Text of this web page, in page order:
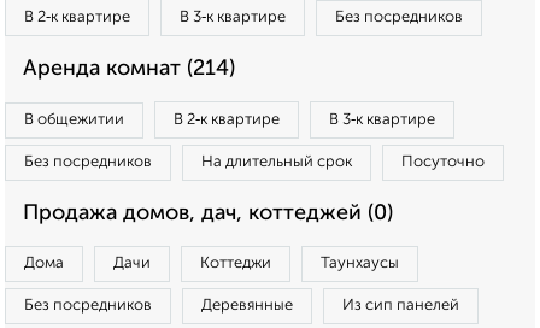
В 2‑к квартире В 3‑к квартире Без посредников
Аренда комнат (214)
В общежитии В 2‑к квартире В 3‑к квартире
Без посредников На длительный срок Посуточно
Продажа домов, дач, коттеджей (0)
Дома Дачи Коттеджи Таунхаусы
Без посредников Деревянные Из сип панелей